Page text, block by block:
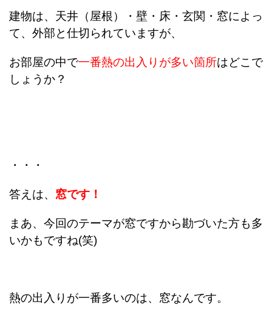
建物は、天井（屋根）・壁・床・玄関・窓によっ
て、外部と仕切られていますが、
お部屋の中で一番熱の出入りが多い箇所はどこで
しょうか？
・・・
答えは、 窓です！
まあ、今回のテーマが窓ですから勘づいた方も多
いかもですね(笑)
熱の出入りが一番多いのは、窓なんです。